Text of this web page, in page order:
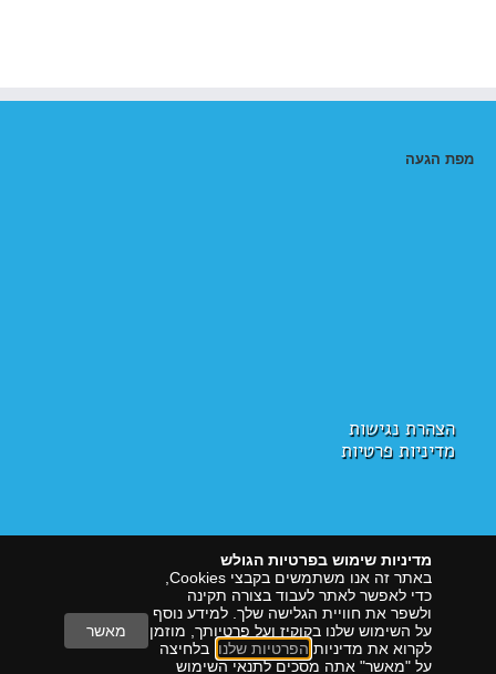
מפת הגעה
הצהרת נגישות
מדיניות פרטיות
הראל דיגיטלשיווק עם תוצאות
מדיניות שימוש בפרטיות הגולש
כדי לאפשר לאתר לעבוד בצורה תקינה
ולשפר את חוויית הגלישה שלך. למידע נוסף
על השימוש שלנו בקוקיז ועל פרטיותך, מוזמן
לקרוא את מדיניות הפרטיות שלנו . בלחיצה
על "מאשר" אתה מסכים לתנאי השימוש
מאשר